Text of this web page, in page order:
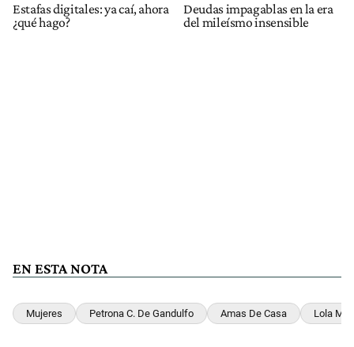
Estafas digitales: ya caí, ahora
¿qué hago?
Deudas impagablas en la era
del mileísmo insensible
EN ESTA NOTA
Mujeres Petrona C. De Gandulfo Amas De Casa Lola